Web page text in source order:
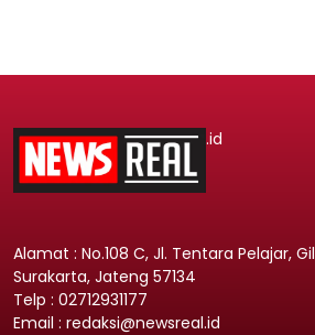
.id
Alamat : No.108 C, Jl. Tentara Pelajar,
Surakarta, Jateng 57134
Telp : 02712931177
Email : redaksi@newsreal.id